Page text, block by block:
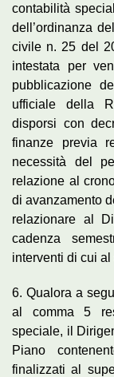
contabilità
dell’ordinanza
civile n. 25 del
intestata per
pubblicazione
ufficiale della
disporsi con
finanze previa
necessità del
relazione al
di avanzamento
relazionare al
cadenza
interventi di cui al
6. Qualora a
al comma 5
speciale, il
Piano
finalizzati al